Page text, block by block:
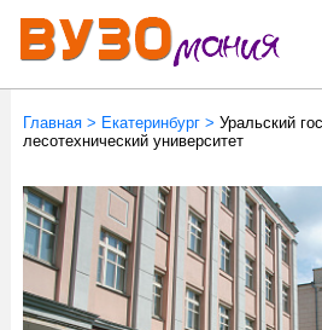
Главная> Екатеринбург> Уральский
лесотехнический университет